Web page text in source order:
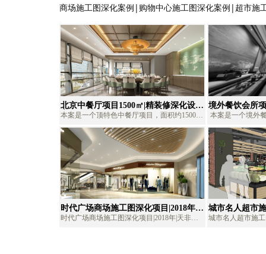
商场施工图深化案例|购物中心施工图深化案例 |超市施
知名设计企业配
斯、帝豪、心景
店项目。*天非施
工图深化、酒店
商务酒店施工图
域。*以下项目资
不得转载，转者
北京中餐厅项目1500㎡|精装修深化设计
案例
本案是一个顶特色中餐厅项目，面积约1500
㎡，项目有两层楼，一楼主要功能为收银接
待、宴会大厅、厨房及卡座区，二楼为纯包间
区域。
境外餐饮会所
案例|天非深化
本案是一个境外
工图深化设计项
天非深化设计顾
计工作，包含方
图深化、装饰水
时代广场商场施工图深化项目|2018年|
天非商场深化公司、商场施工图外包、
时代广场商场施工图深化项目|2018年|天非商
城市名人超市
天非商场超市
城市名人超市施